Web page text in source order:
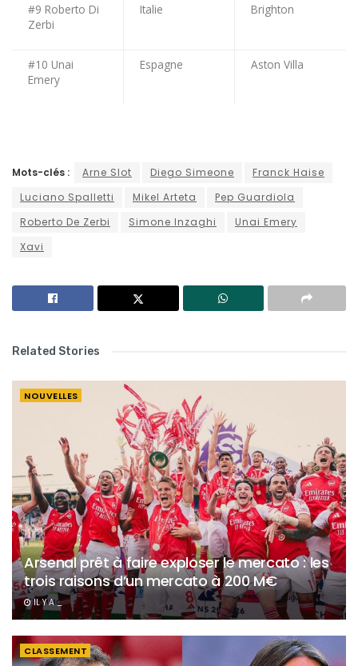
#9 Roberto Di
Zerbi
Italie Brighton
#10 Unai
Emery
Espagne Aston Villa
Mots-clés : Arne Slot Diego Simeone
Franck Haise
Luciano Spalletti
Mikel Arteta
Pep Guardiola
Roberto De Zerbi
Simone Inzaghi
Unai Emery
Xavi
Related Stories
NOUVELLES
Arsenal prêt à faire exploser le mercato : les
trois raisons d’un mercato à 200 M€
IL Y A _
CLASSEMENT